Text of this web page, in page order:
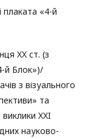
плаката «4-й
XX ст. (з
й Блок»)/
з візуального
та
XXI
науково-